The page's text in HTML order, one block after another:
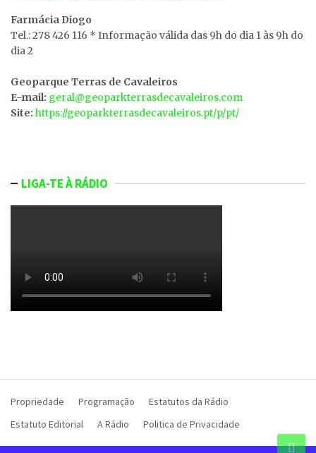
Farmácia Diogo
Tel.: 278 426 116 * Informação válida das 9h do dia 1 às 9h do
dia 2
Geoparque Terras de Cavaleiros
E-mail: geral@geoparkterrasdecavaleiros.com
Site: https://geoparkterrasdecavaleiros.pt/p/pt/
LIGA-TE À RÁDIO
Propriedade Programação
Estatutos da Rádio
Estatuto Editorial
A Rádio Politica de Privacidade